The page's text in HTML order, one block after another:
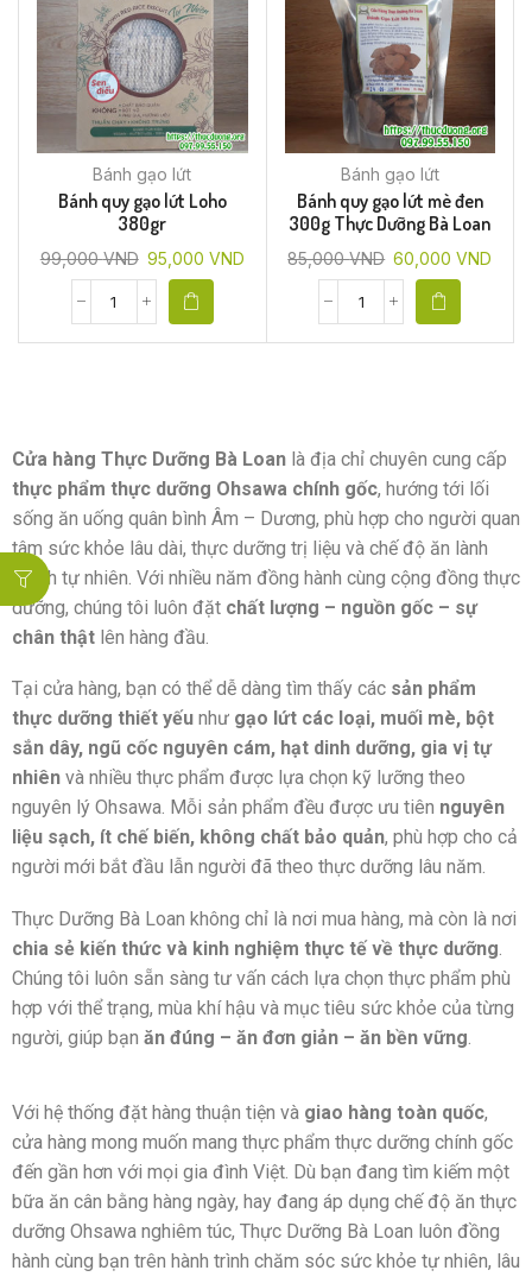
Bánh gạo lứt
Bánh quy gạo lứt Loho
380gr
99,000VND 95,000 VND
Bánh gạo lứt
Bánh quy gạo lứt mè đen
300g Thực Dưỡng Bà Loan
85,000VND 60,000VND
Cửa hàng Thực Dưỡng Bà Loan là địa chỉ chuyên cung cấp
thực phẩm thực dưỡng Ohsawa chính gốc, hướng tới lối
sống ăn uống quân bình Âm – Dương, phù hợp cho người quan
tâm sức khỏe lâu dài, thực dưỡng trị liệu và chế độ ăn lành
mạnh tự nhiên. Với nhiều năm đồng hành cùng cộng đồng thực
dưỡng, chúng tôi luôn đặt chất lượng – nguồn gốc – sự
chân thật lên hàng đầu.
Tại cửa hàng, bạn có thể dễ dàng tìm thấy các sản phẩm
thực dưỡng thiết yếu như gạo lứt các loại, muối mè, bột
sắn dây, ngũ cốc nguyên cám, hạt dinh dưỡng, gia vị tự
nhiên và nhiều thực phẩm được lựa chọn kỹ lưỡng theo
nguyên lý Ohsawa. Mỗi sản phẩm đều được ưu tiên nguyên
liệu sạch, ít chế biến, không chất bảo quản, phù hợp cho cả
người mới bắt đầu lẫn người đã theo thực dưỡng lâu năm.
Thực Dưỡng Bà Loan không chỉ là nơi mua hàng, mà còn là nơi
chia sẻ kiến thức và kinh nghiệm thực tế về thực dưỡng
Chúng tôi luôn sẵn sàng tư vấn cách lựa chọn thực phẩm phù
hợp với thể trạng, mùa khí hậu và mục tiêu sức khỏe của từng
người, giúp bạn ăn đúng – ăn đơn giản – ăn bền vững
Với hệ thống đặt hàng thuận tiện và giao hàng toàn quốc,
cửa hàng mong muốn mang thực phẩm thực dưỡng chính gốc
đến gần hơn với mọi gia đình Việt. Dù bạn đang tìm kiếm một
bữa ăn cân bằng hàng ngày, hay đang áp dụng chế độ ăn thực
dưỡng Ohsawa nghiêm túc, Thực Dưỡng Bà Loan luôn đồng
hành cùng bạn trên hành trình chăm sóc sức khỏe tự nhiên, lâu